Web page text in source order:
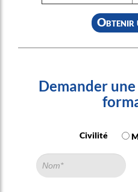
Obtenir
Demander
Civilité